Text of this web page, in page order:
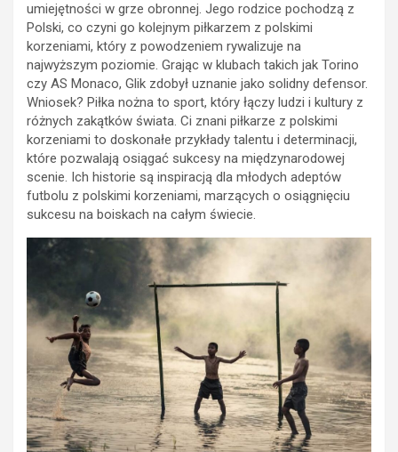
umiejętności w grze obronnej. Jego rodzice pochodzą z
Polski, co czyni go kolejnym piłkarzem z polskimi
korzeniami, który z powodzeniem rywalizuje na
najwyższym poziomie. Grając w klubach takich jak Torino
czy AS Monaco, Glik zdobył uznanie jako solidny defensor.
Wniosek? Piłka nożna to sport, który łączy ludzi i kultury z
różnych zakątków świata. Ci znani piłkarze z polskimi
korzeniami to doskonałe przykłady talentu i determinacji,
które pozwalają osiągać sukcesy na międzynarodowej
scenie. Ich historie są inspiracją dla młodych adeptów
futbolu z polskimi korzeniami, marzących o osiągnięciu
sukcesu na boiskach na całym świecie.